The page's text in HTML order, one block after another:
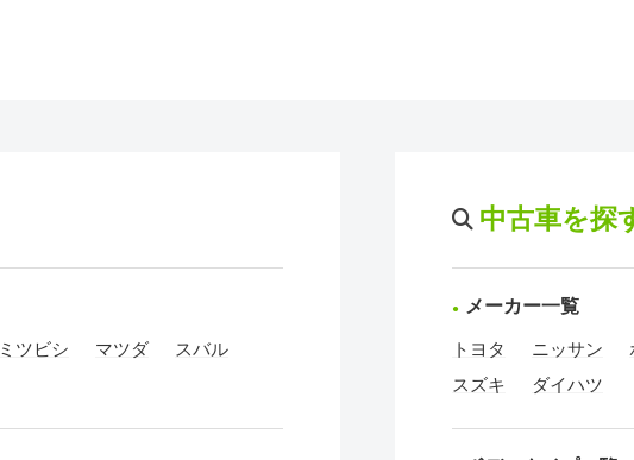
ミツビシ マツダ
スバル
中古車を探
メーカー一覧
トヨタ ニッサン
スズキ
ダイハツ